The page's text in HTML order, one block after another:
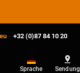
· +32 (0)87 84 10 20
Sprache Sendung